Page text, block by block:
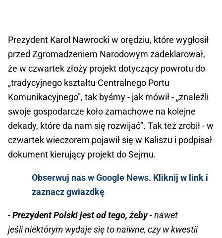
Prezydent Karol Nawrocki w orędziu, które wygłosił
przed Zgromadzeniem Narodowym zadeklarował,
że w czwartek złoży projekt dotyczący powrotu do
„tradycyjnego kształtu Centralnego Portu
Komunikacyjnego", tak byśmy - jak mówił - „znaleźli
swoje gospodarcze koło zamachowe na kolejne
dekady, które da nam się rozwijać”. Tak też zrobił - w
czwartek wieczorem pojawił się w Kaliszu i podpisał
dokument kierujący projekt do Sejmu.
Obserwuj nas w Google News. Kliknij w link i
zaznacz gwiazdkę
-Prezydent Polski jest od tego, żeby- nawet
jeśli niektórym wydaje się to naiwne, czy w kwestii